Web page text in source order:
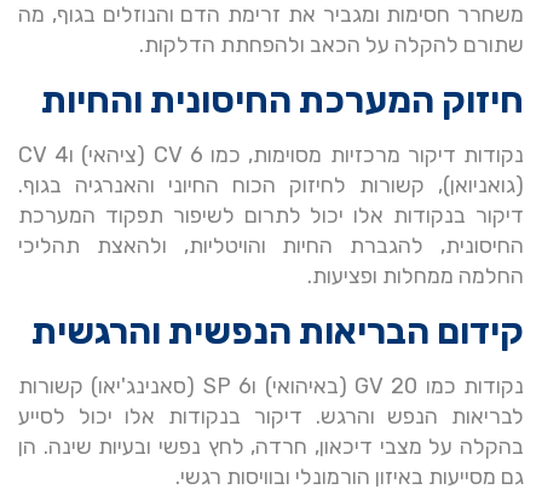
משחרר חסימות ומגביר את זרימת הדם והנוזלים בגוף, מה
שתורם להקלה על הכאב ולהפחתת הדלקות.
חיזוק המערכת החיסונית והחיות
נקודות דיקור מרכזיות מסוימות, כמו CV 6 (ציהאי) וCV 4
(גואניואן), קשורות לחיזוק הכוח החיוני והאנרגיה בגוף.
דיקור בנקודות אלו יכול לתרום לשיפור תפקוד המערכת
החיסונית, להגברת החיות והויטליות, ולהאצת תהליכי
החלמה ממחלות ופציעות.
קידום הבריאות הנפשית והרגשית
נקודות כמו GV 20 (באיהואי) וSP 6 (סאנינג'יאו) קשורות
לבריאות הנפש והרגש. דיקור בנקודות אלו יכול לסייע
בהקלה על מצבי דיכאון, חרדה, לחץ נפשי ובעיות שינה. הן
גם מסייעות באיזון הורמונלי ובוויסות רגשי.